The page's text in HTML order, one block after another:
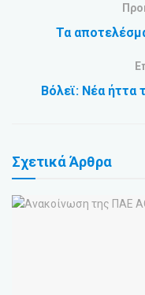
Τα
Βόλεϊ: Νέα ήττα
ΣχετικάΆρθρα